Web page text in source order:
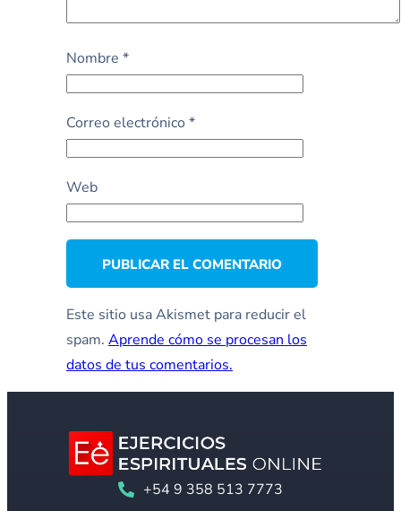
Nombre *
Correo electrónico *
Web
Este sitio usa Akismet para reducir el
spam. Aprende cómo se procesan los
datos de tus comentarios.
+54 9 358 513 7773